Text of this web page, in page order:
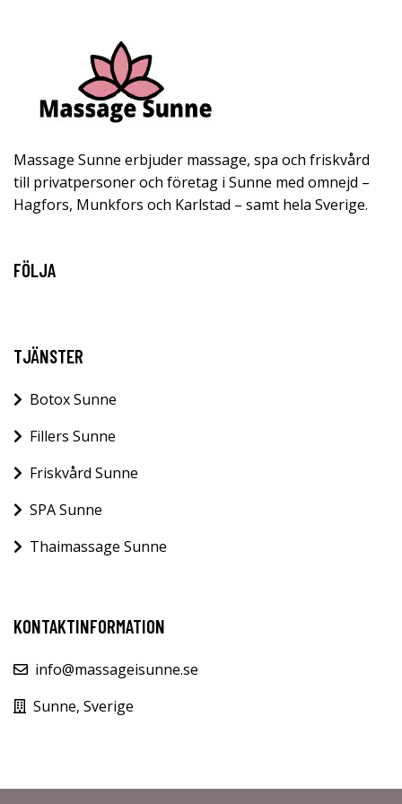
Massage Sunne erbjuder massage, spa och friskvård
till privatpersoner och företag i Sunne med omnejd –
Hagfors, Munkfors och Karlstad – samt hela Sverige.
FÖLJA
TJÄNSTER
Botox Sunne
Fillers Sunne
Friskvård Sunne
SPA Sunne
Thaimassage Sunne
KONTAKTINFORMATION
info@massageisunne.se
Sunne, Sverige